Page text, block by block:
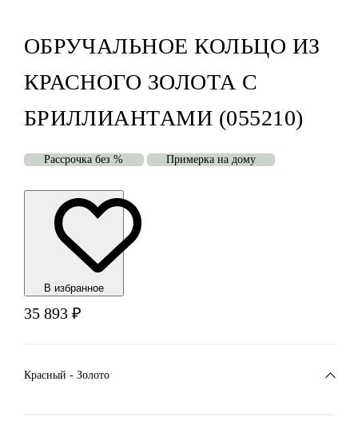
ОБРУЧАЛЬНОЕ КОЛЬЦО ИЗ
КРАСНОГО ЗОЛОТА С
БРИЛЛИАНТАМИ (055210)
Рассрочка без % Примерка на дому
В избранноe
35 893 ₽
Красный - Золото